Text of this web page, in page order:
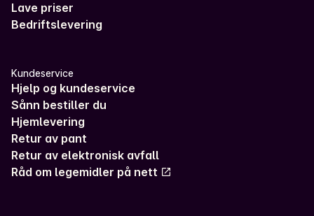
Lave priser
Bedriftslevering
Kundeservice
Hjelp og kundeservice
Sånn bestiller du
Hjemlevering
Retur av pant
Retur av elektronisk avfall
Råd om legemidler på nett